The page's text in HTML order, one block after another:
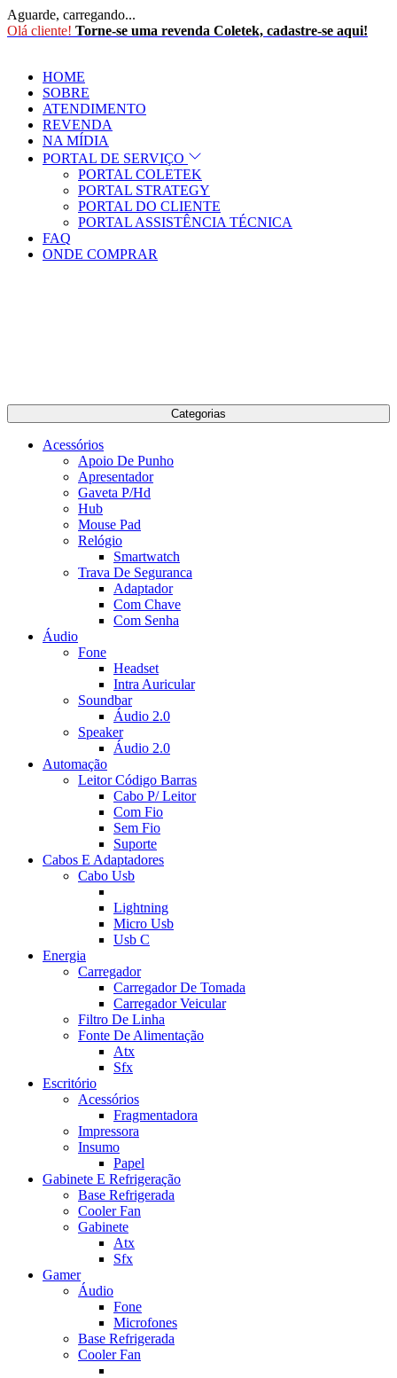
Aguarde, carregando...
Olá cliente! Torne-se uma revenda Coletek, cadastre-se aqui!
HOME
SOBRE
ATENDIMENTO
REVENDA
NA MÍDIA
PORTAL DE SERVIÇO
PORTAL COLETEK
PORTAL STRATEGY
PORTAL DO CLIENTE
PORTAL ASSISTÊNCIA TÉCNICA
FAQ
ONDE COMPRAR
Categorias
Acessórios
Apoio De Punho
Apresentador
Gaveta P/Hd
Hub
Mouse Pad
Relógio
Smartwatch
Trava De Seguranca
Adaptador
Com Chave
Com Senha
Áudio
Fone
Headset
Intra Auricular
Soundbar
Áudio 2.0
Speaker
Áudio 2.0
Automação
Leitor Código Barras
Cabo P/ Leitor
Com Fio
Sem Fio
Suporte
Cabos E Adaptadores
Cabo Usb
Lightning
Micro Usb
Usb C
Energia
Carregador
Carregador De Tomada
Carregador Veicular
Filtro De Linha
Fonte De Alimentação
Atx
Sfx
Escritório
Acessórios
Fragmentadora
Impressora
Insumo
Papel
Gabinete E Refrigeração
Base Refrigerada
Cooler Fan
Gabinete
Atx
Sfx
Gamer
Áudio
Fone
Microfones
Base Refrigerada
Cooler Fan